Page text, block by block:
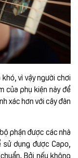
vì vậy người chơi
của phụ kiện này để
xác hơn với cây đàn
phận được các nhà
dụng được Capo,
Bởi nếu không